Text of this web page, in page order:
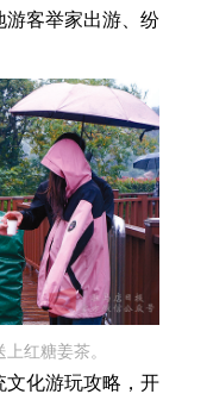
游客举家出游、纷
红糖姜茶。
化游玩攻略，开